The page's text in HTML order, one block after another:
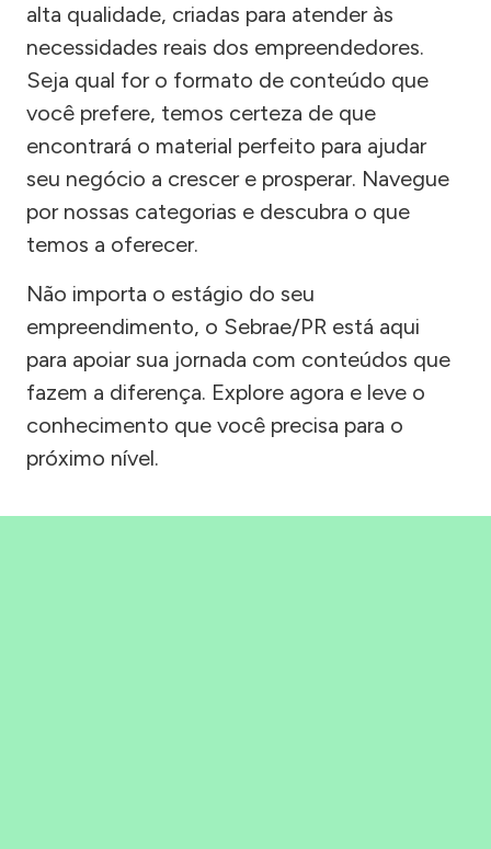
alta qualidade, criadas para atender às
necessidades reais dos empreendedores.
Seja qual for o formato de conteúdo que
você prefere, temos certeza de que
encontrará o material perfeito para ajudar
seu negócio a crescer e prosperar. Navegue
por nossas categorias e descubra o que
temos a oferecer.
Não importa o estágio do seu
empreendimento, o Sebrae/PR está aqui
para apoiar sua jornada com conteúdos que
fazem a diferença. Explore agora e leve o
conhecimento que você precisa para o
próximo nível.